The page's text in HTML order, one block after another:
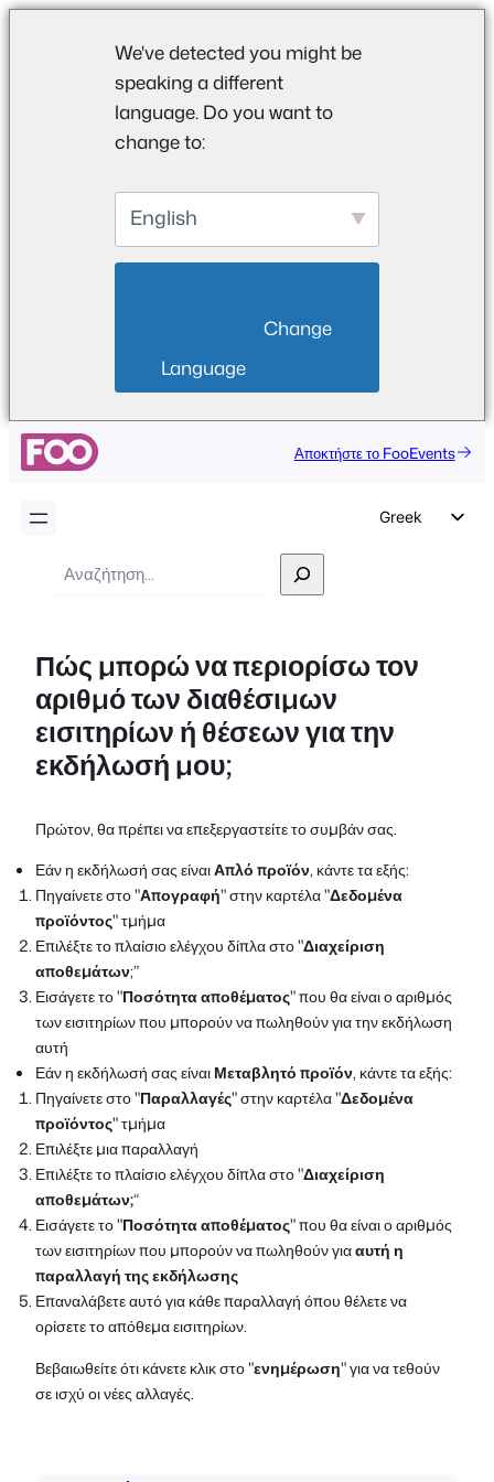
We've detected you might be
speaking a different
language. Do you want to
change to:
English
Language
Αποκτήστε το FooEvents
Greek
Spanish
Portuguese
Αναζήτηση
Πώς μπορώ να περιορίσω τον
αριθμό των διαθέσιμων
εισιτηρίων ή θέσεων για την
εκδήλωσή μου;
Πρώτον, θα πρέπει να επεξεργαστείτε το συμβάν σας.
Εάν η εκδήλωσή σας είναιΑπλό προϊόν, κάντε τα εξής:
Πηγαίνετε στο "Απογραφή" στην καρτέλα "Δεδομένα
προϊόντος" τμήμα
Επιλέξτε το πλαίσιο ελέγχου δίπλα στο "Διαχείριση
αποθεμάτων;”
Εισάγετε το "Ποσότητα αποθέματος" που θα είναι ο αριθμός
των εισιτηρίων που μπορούν να πωληθούν για την εκδήλωση
αυτή
Εάν η εκδήλωσή σας είναιΜεταβλητό προϊόν, κάντε τα εξής:
Πηγαίνετε στο "Παραλλαγές" στην καρτέλα "Δεδομένα
προϊόντος" τμήμα
Επιλέξτε μια παραλλαγή
Επιλέξτε το πλαίσιο ελέγχου δίπλα στο "Διαχείριση
αποθεμάτων;“
Εισάγετε το "Ποσότητα αποθέματος" που θα είναι ο αριθμός
των εισιτηρίων που μπορούν να πωληθούν γιααυτή η
παραλλαγή της εκδήλωσης
Επαναλάβετε αυτό για κάθε παραλλαγή όπου θέλετε να
ορίσετε το απόθεμα εισιτηρίων.
Βεβαιωθείτε ότι κάνετε κλικ στο "ενημέρωση" για να τεθούν
σε ισχύ οι νέες αλλαγές.